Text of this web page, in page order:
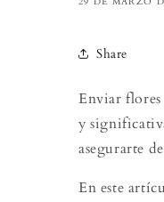
Share
Enviar
y
asegurarte
En este